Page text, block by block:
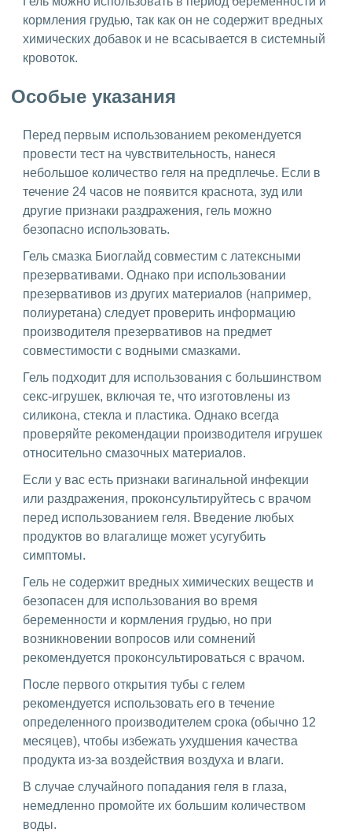
кормления грудью, так как он не содержит вредных
химических добавок и не всасывается в системный
кровоток.
Особые указания
Перед первым использованием рекомендуется
провести тест на чувствительность, нанеся
небольшое количество геля на предплечье. Если в
течение 24 часов не появится краснота, зуд или
другие признаки раздражения, гель можно
безопасно использовать.
Гель смазка Биоглайд совместим с латексными
презервативами. Однако при использовании
презервативов из других материалов (например,
полиуретана) следует проверить информацию
производителя презервативов на предмет
совместимости с водными смазками.
Гель подходит для использования с большинством
секс-игрушек, включая те, что изготовлены из
силикона, стекла и пластика. Однако всегда
проверяйте рекомендации производителя игрушек
относительно смазочных материалов.
Если у вас есть признаки вагинальной инфекции
или раздражения, проконсультируйтесь с врачом
перед использованием геля. Введение любых
продуктов во влагалище может усугубить
симптомы.
Гель не содержит вредных химических веществ и
безопасен для использования во время
беременности и кормления грудью, но при
возникновении вопросов или сомнений
рекомендуется проконсультироваться с врачом.
После первого открытия тубы с гелем
рекомендуется использовать его в течение
определенного производителем срока (обычно 12
месяцев), чтобы избежать ухудшения качества
продукта из-за воздействия воздуха и влаги.
В случае случайного попадания геля в глаза,
немедленно промойте их большим количеством
воды.